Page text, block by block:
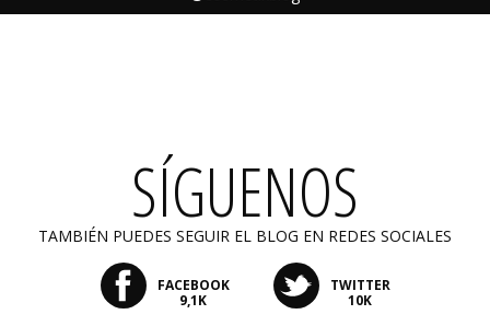
SÍGUENOS
TAMBIÉN PUEDES SEGUIR EL BLOG EN REDES SOCIALES
FACEBOOK
9,1K
TWITTER
10K